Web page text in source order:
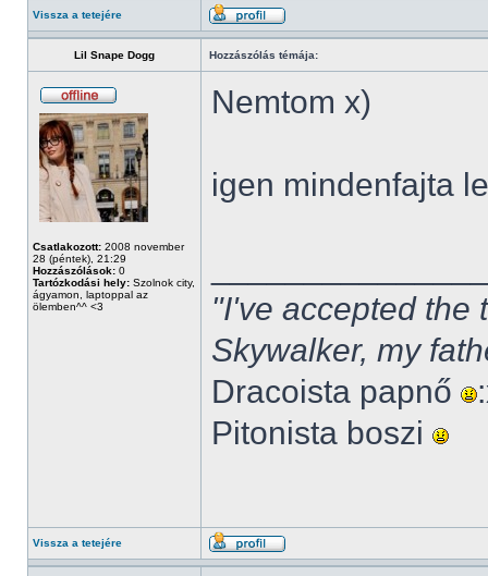
Vissza a tetejére
Lil Snape Dogg Hozzászólás témája:
Csatlakozott: 2008 november
28 (péntek), 21:29
Hozzászólások: 0
Tartózkodási hely: Szolnok city,
ágyamon, laptoppal az
ölemben^^ <3
Nemtom x)
igen mindenfajta
"I've accepted the
Skywalker, my
Dracoista papnő
Pitonista boszi
Vissza a tetejére